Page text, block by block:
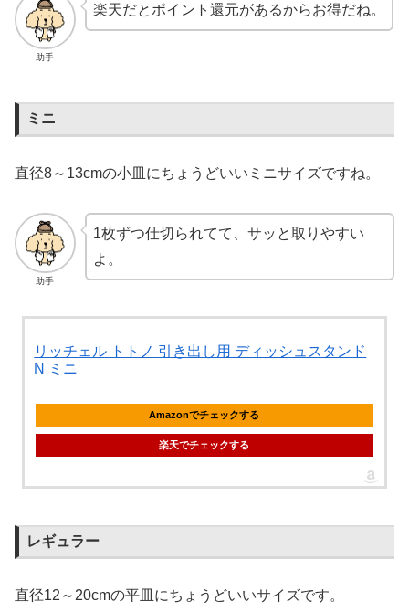
助手
楽天だとポイント還元があるからお得だね。
ミニ
直径8～13cmの小皿にちょうどいいミニサイズですね。
助手
1枚ずつ仕切られてて、サッと取りやすい
よ。
リッチェル トトノ 引き出し用 ディッシュスタンド
N ミニ
Amazonでチェックする
楽天でチェックする
レギュラー
直径12～20cmの平皿にちょうどいいサイズです。